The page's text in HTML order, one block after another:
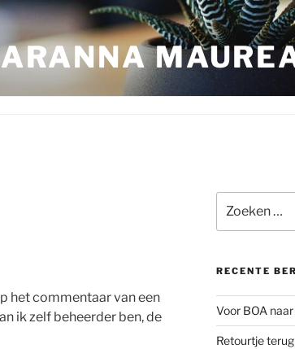
het commentaar van een
ik zelf beheerder ben, de
naar:
RECENTE
Voor BOA
Retourtje